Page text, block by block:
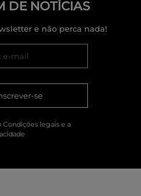
DE NOTÍCIAS
e não perca nada!
se
Condições legais e a